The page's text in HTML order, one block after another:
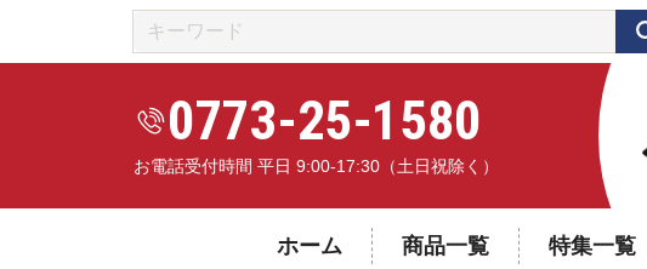
0773-25-1580
お電話受付時間 平日 9:00-17:30（土日祝除く）
ホーム 商品一覧 特集一覧